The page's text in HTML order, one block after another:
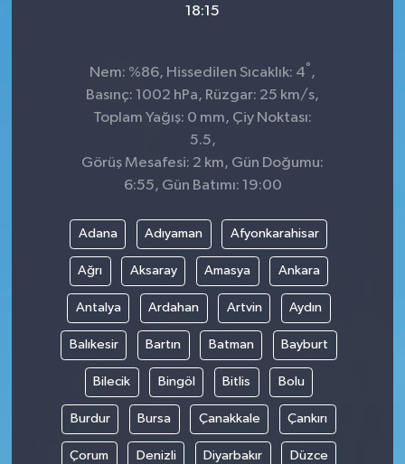
18:15
Nem: %86, Hissedilen Sıcaklık: 4° ,
Basınç: 1002 hPa, Rüzgar: 25 km/s,
Toplam Yağış: 0 mm, Çiy Noktası:
5.5,
Görüş Mesafesi: 2 km, Gün Doğumu:
6:55, Gün Batımı: 19:00
Adana Adıyaman Afyonkarahisar
Ağrı Aksaray Amasya Ankara
Antalya Ardahan Artvin Aydın
Balıkesir Bartın Batman Bayburt
Bilecik Bingöl Bitlis Bolu
Burdur Bursa Çanakkale Çankırı
Çorum Denizli Diyarbakır Düzce